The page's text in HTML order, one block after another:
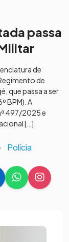
passa
de
de
que passa a ser
BPM). A
497/2025 e
[…]
Polícia